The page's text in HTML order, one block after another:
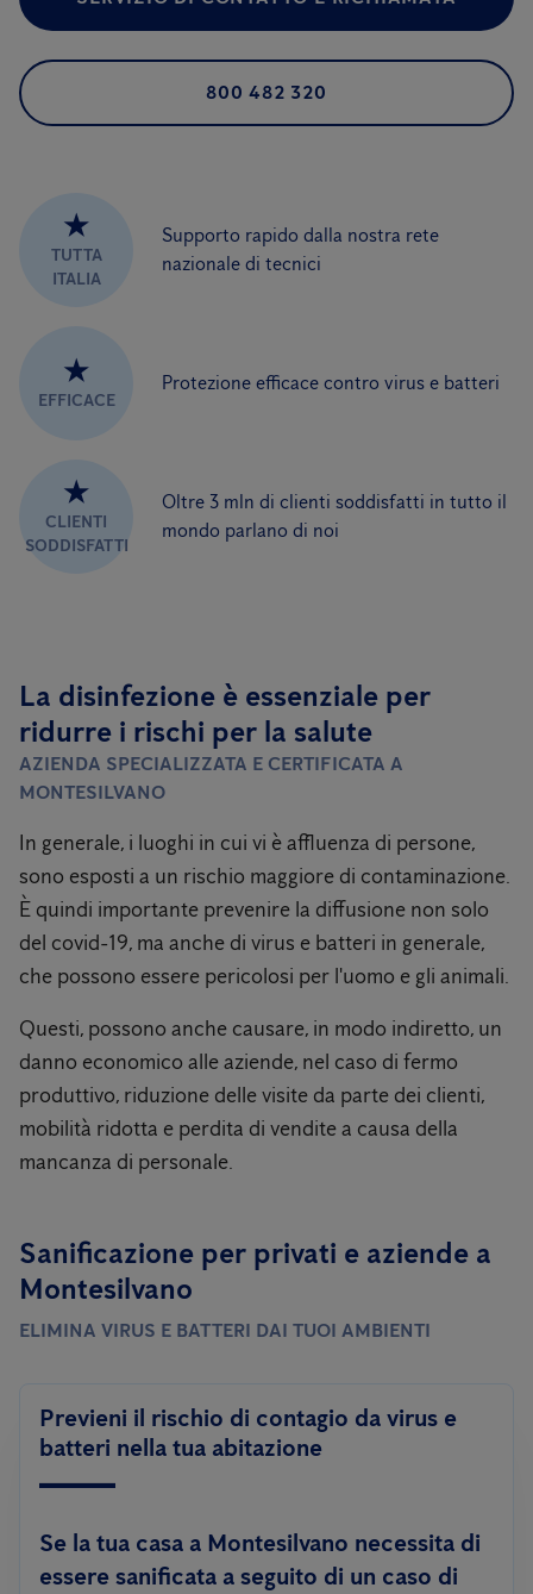
800 482 320
★
TUTTA
ITALIA
Supporto rapido dalla nostra rete
nazionale di tecnici
★
EFFICACE
Protezione efficace contro virus e batteri
★
CLIENTI
SODDISFATTI
Oltre 3 mln di clienti soddisfatti in tutto il
mondo parlano di noi
La disinfezione è essenziale per
ridurre i rischi per la salute
AZIENDA SPECIALIZZATA E CERTIFICATA A
MONTESILVANO
In generale, i luoghi in cui vi è affluenza di persone,
sono esposti a un rischio maggiore di contaminazione.
È quindi importante prevenire la diffusione non solo
del covid-19, ma anche di virus e batteri in generale,
che possono essere pericolosi per l'uomo e gli animali.
Questi, possono anche causare, in modo indiretto, un
danno economico alle aziende, nel caso di fermo
produttivo, riduzione delle visite da parte dei clienti,
mobilità ridotta e perdita di vendite a causa della
mancanza di personale.
Sanificazione per privati ​​e aziende a
Montesilvano
ELIMINA VIRUS E BATTERI DAI TUOI AMBIENTI
Previeni il rischio di contagio da virus e
batteri nella tua abitazione
Se la tua casa a Montesilvano necessita di
essere sanificata a seguito di un caso di